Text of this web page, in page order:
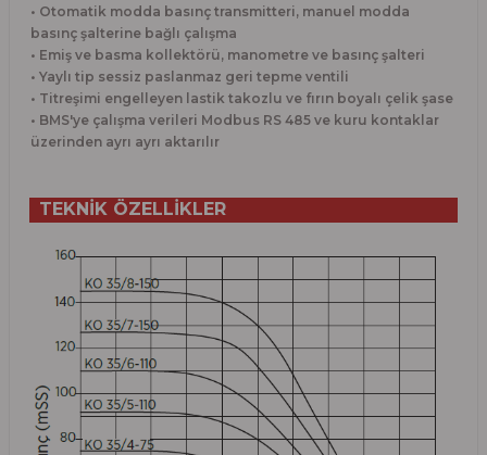
• Otomatik modda basınç transmitteri, manuel modda
basınç şalterine bağlı çalışma
• Emiş ve basma kollektörü, manometre ve basınç şalteri
• Yaylı tip sessiz paslanmaz geri tepme ventili
• Titreşimi engelleyen lastik takozlu ve fırın boyalı çelik şase
• BMS'ye çalışma verileri Modbus RS 485 ve kuru kontaklar
üzerinden ayrı ayrı aktarılır
TEKNİK ÖZELLİKLER